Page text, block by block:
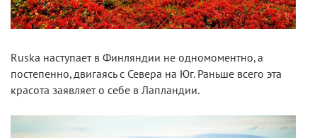
Ruska наступает в Финляндии не одномоментно, а
постепенно, двигаясь с Севера на Юг. Раньше всего эта
красота заявляет о себе в Лапландии.